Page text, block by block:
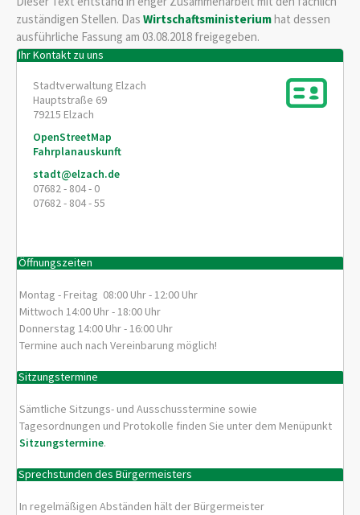
zuständigen Stellen. Das Wirtschaftsministeriumhat dessen
ausführliche Fassung am 03.08.2018 freigegeben.
Ihr Kontakt zu uns
Stadtverwaltung Elzach
Hauptstraße 69
79215 Elzach
OpenStreetMap
Fahrplanauskunft
stadt@elzach.de
07682 - 804 - 0
07682 - 804 - 55
Öffnungszeiten
Montag - Freitag 08:00 Uhr - 12:00 Uhr
Mittwoch 14:00 Uhr - 18:00 Uhr
Donnerstag 14:00 Uhr - 16:00 Uhr
Termine auch nach Vereinbarung möglich!
Sitzungstermine
Sämtliche Sitzungs- und Ausschusstermine sowie
Tagesordnungen und Protokolle finden Sie unter dem Menüpunkt
Sitzungstermine.
Sprechstunden des Bürgermeisters
In regelmäßigen Abständen hält der Bürgermeister